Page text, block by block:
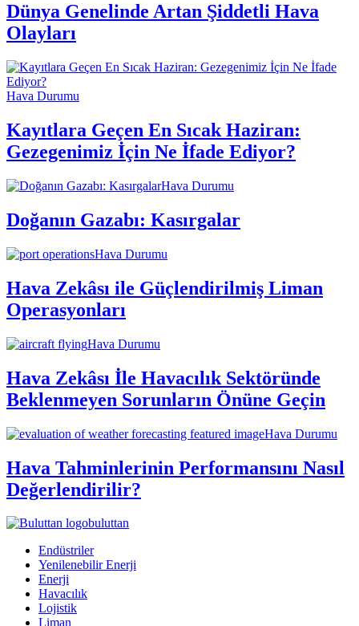
Dünya Genelinde Artan Şiddetli Hava
Olayları
Hava Durumu
Kayıtlara Geçen En Sıcak Haziran:
Gezegenimiz İçin Ne İfade Ediyor?
Hava Durumu
Doğanın Gazabı: Kasırgalar
Hava Durumu
Hava Zekâsı ile Güçlendirilmiş Liman
Operasyonları
Hava Durumu
Hava Zekâsı İle Havacılık Sektöründe
Beklenmeyen Sorunların Önüne Geçin
Hava Durumu
Hava Tahminlerinin Performansını Nasıl
Değerlendirilir?
buluttan
Endüstriler
Yenilenebilir Enerji
Enerji
Havacılık
Lojistik
Liman